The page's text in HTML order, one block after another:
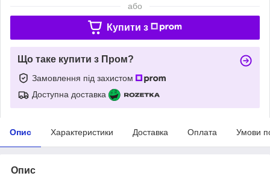
або
Купити з
Що таке купити з Пром?
Замовлення під захистом
Доступна доставка
Опис Характеристики Доставка Оплата Умови
Опис